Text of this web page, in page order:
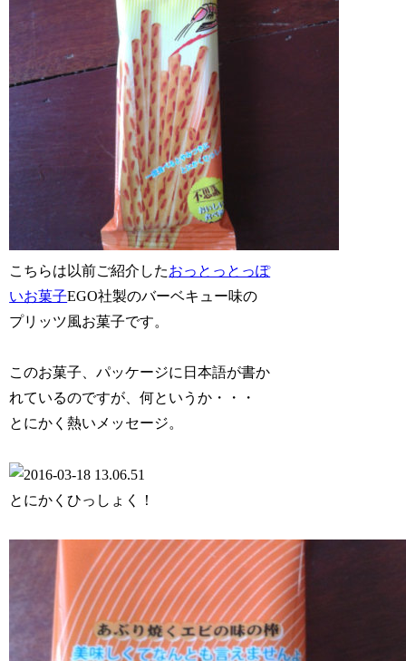
こちらは以前ご紹介したおっとっとっぽ
いお菓子EGO社製のバーベキュー味の
プリッツ風お菓子です。
このお菓子、パッケージに日本語が書か
れているのですが、何というか・・・
とにかく熱いメッセージ。
とにかくひっしょく！